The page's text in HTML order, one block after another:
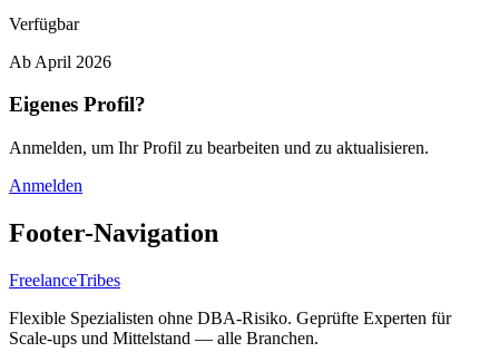
Verfügbar
Ab April 2026
Eigenes Profil?
Anmelden, um Ihr Profil zu bearbeiten und zu aktualisieren.
Anmelden
Footer-Navigation
FreelanceTribes
Flexible Spezialisten ohne DBA-Risiko. Geprüfte Experten für
Scale-ups und Mittelstand — alle Branchen.